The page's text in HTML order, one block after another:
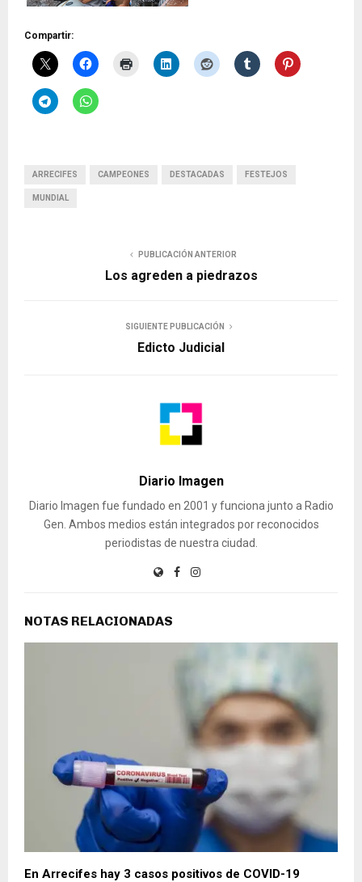
Compartir:
ARRECIFES CAMPEONES DESTACADAS FESTEJOS
MUNDIAL
PUBLICACIÓN ANTERIOR
Los agreden a piedrazos
SIGUIENTE PUBLICACIÓN
Edicto Judicial
Diario Imagen
Diario Imagen fue fundado en 2001 y funciona junto a Radio
Gen. Ambos medios están integrados por reconocidos
periodistas de nuestra ciudad.
NOTAS RELACIONADAS
En Arrecifes hay 3 casos positivos de COVID-19